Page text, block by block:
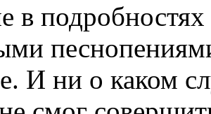
в
И ни о каком